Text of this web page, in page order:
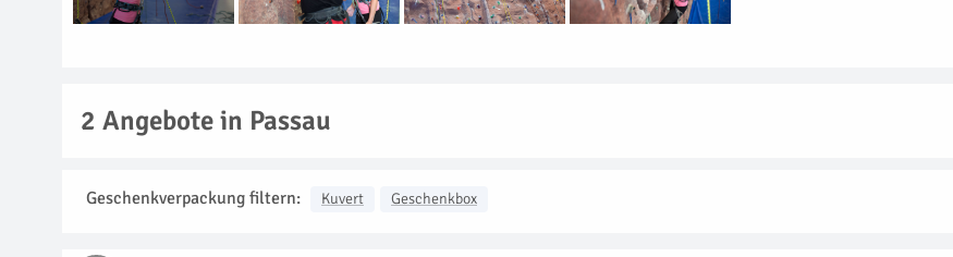
2 Angebote in Passau
Geschenkverpackung filtern: Kuvert Geschenkbox